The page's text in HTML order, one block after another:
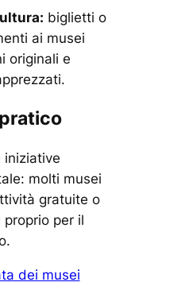
biglietti o
ai musei
originali e
iniziative
molti musei
gratuite o
per il
dei musei